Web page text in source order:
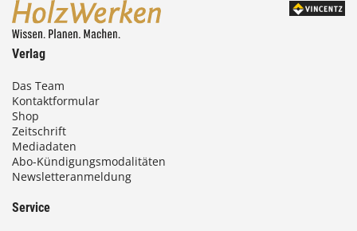
Verlag
Das Team
Kontaktformular
Shop
Zeitschrift
Mediadaten
Abo-Kündigungsmodalitäten
Newsletteranmeldung
Service